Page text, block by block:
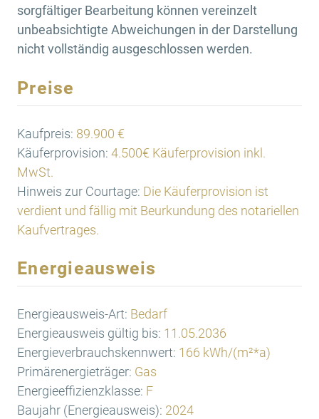
sorgfältiger Bearbeitung können vereinzelt
unbeabsichtigte Abweichungen in der Darstellung
nicht vollständig ausgeschlossen werden.
Preise
Kaufpreis: 89.900 €
Käuferprovision: 4.500€ Käuferprovision inkl.
MwSt.
Hinweis zur Courtage: Die Käuferprovision ist
verdient und fällig mit Beurkundung des notariellen
Kaufvertrages.
Energieausweis
Energieausweis-Art: Bedarf
Energieausweis gültig bis: 11.05.2036
Energieverbrauchskennwert: 166 kWh/(m²*a)
Primärenergieträger: Gas
Energieeffizienzklasse: F
Baujahr (Energieausweis): 2024